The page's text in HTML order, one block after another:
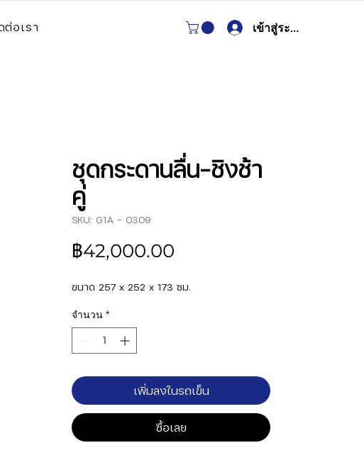
ต่อเรา เข้าสู่ระบบ
ชุดกระดานลื่น-ชิงช้า
คู่
SKU: G1A - 0309
฿42,000.00
ขนาด 257 x 252 x 173 ซม.
จำนวน *
เพิ่มลงในรถเข็น
ซื้อเลย